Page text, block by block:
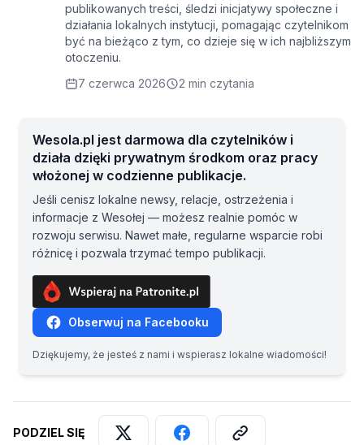
publikowanych treści, śledzi inicjatywy społeczne i
działania lokalnych instytucji, pomagając czytelnikom
być na bieżąco z tym, co dzieje się w ich najbliższym
otoczeniu.
7 czerwca 2026
2 min czytania
Wesola.pl jest darmowa dla czytelników i
działa dzięki prywatnym środkom oraz pracy
włożonej w codzienne publikacje.
Jeśli cenisz lokalne newsy, relacje, ostrzeżenia i
informacje z Wesołej — możesz realnie pomóc w
rozwoju serwisu. Nawet małe, regularne wsparcie robi
różnicę i pozwala trzymać tempo publikacji.
Obserwuj na Facebooku
Dziękujemy, że jesteś z nami i wspierasz lokalne wiadomości!
PODZIEL SIĘ